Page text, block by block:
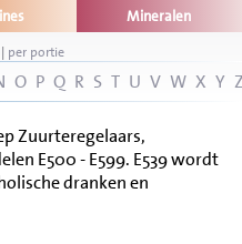
Mineralen
| per portie
O P Q R S T U V W X Y
Zuurteregelaars,
E500 - E599. E539 wordt
dranken en